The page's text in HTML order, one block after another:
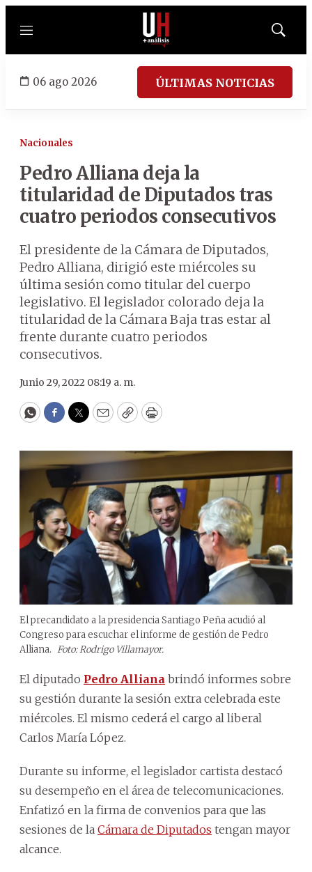
Menú
Mostrar
06 ago 2026 ÚLTIMAS NOTICIAS
Nacionales
Pedro Alliana deja la
titularidad de Diputados tras
cuatro periodos consecutivos
El presidente de la Cámara de Diputados,
Pedro Alliana, dirigió este miércoles su
última sesión como titular del cuerpo
legislativo. El legislador colorado deja la
titularidad de la Cámara Baja tras estar al
frente durante cuatro periodos
consecutivos.
Junio 29, 2022 08:19 a. m.
WhatsApp
Facebook
Twitter
EmailCopyPrint
El precandidato a la presidencia Santiago Peña acudió al
Congreso para escuchar el informe de gestión de Pedro
Alliana. Foto: Rodrigo Villamayor.
El diputado Pedro Alliana brindó informes sobre
su gestión durante la sesión extra celebrada este
miércoles. El mismo cederá el cargo al liberal
Carlos María López.
Durante su informe, el legislador cartista destacó
su desempeño en el área de telecomunicaciones.
Enfatizó en la firma de convenios para que las
sesiones de la Cámara de Diputados tengan mayor
alcance.